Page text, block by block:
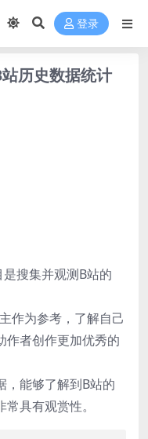
登录
历史数据统计
搜集并观测B站的
作为参考，了解自己
作者创作更加优秀的
，能够了解到B站的
具有观赏性。